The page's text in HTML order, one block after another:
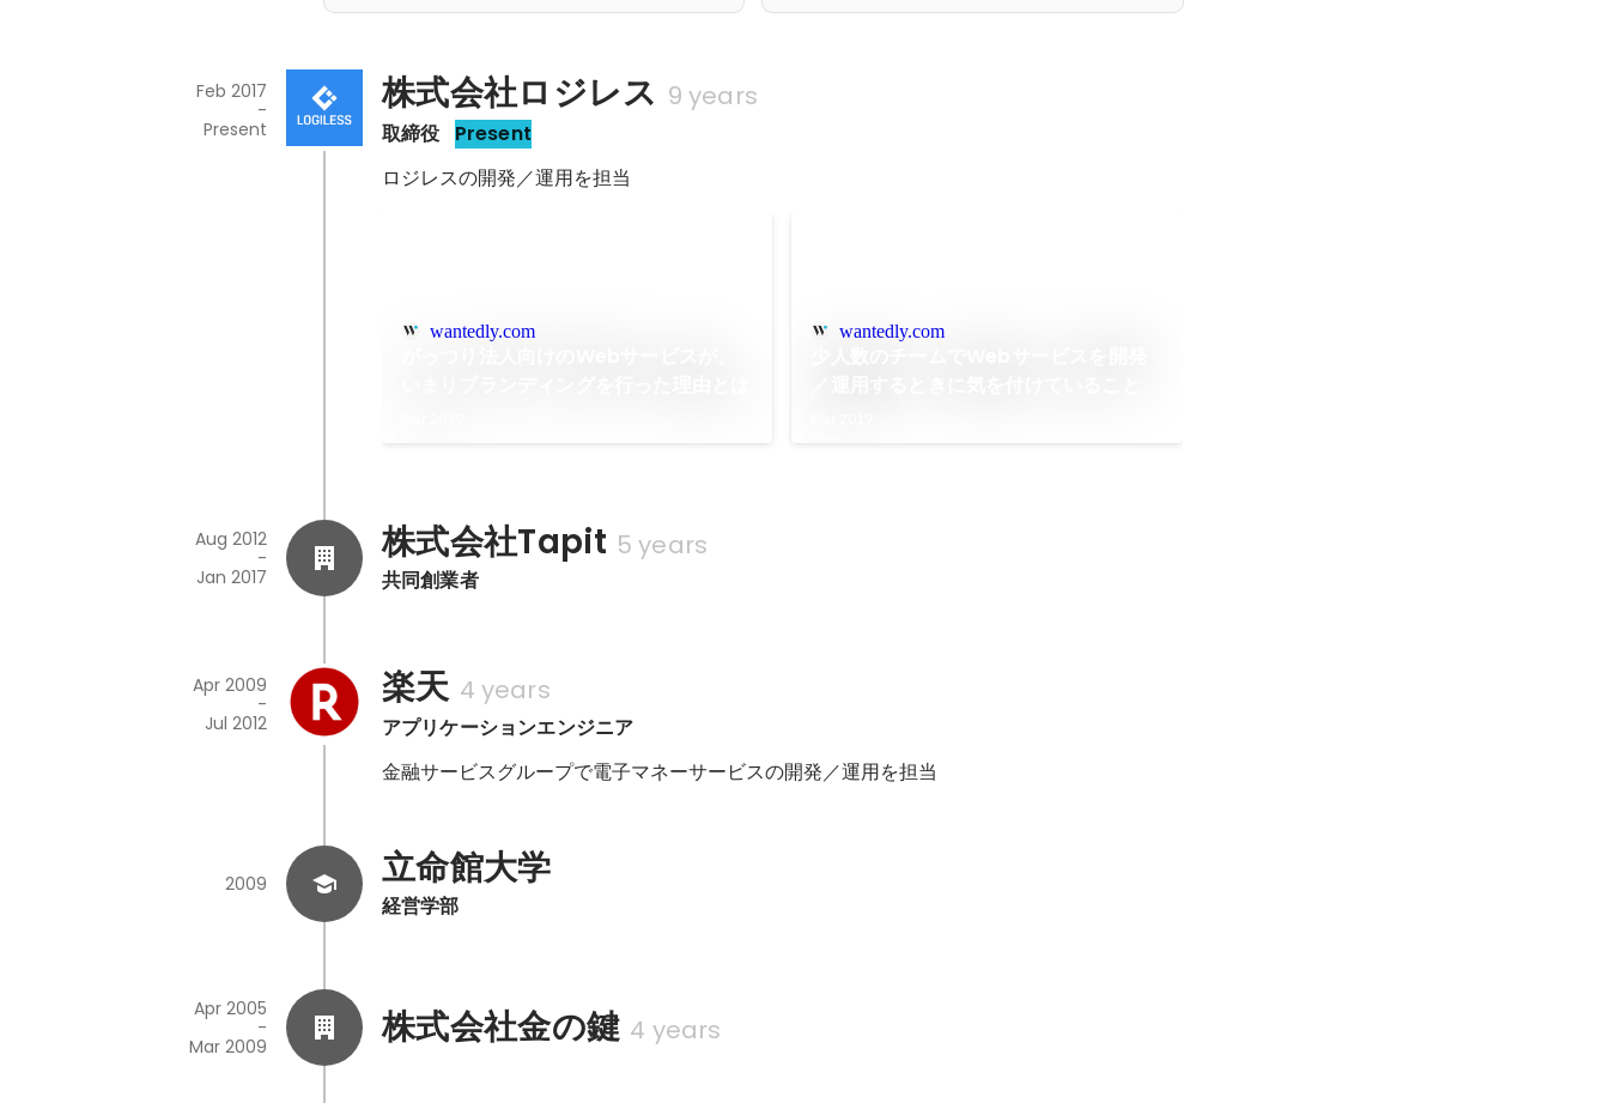
株式会社ロジレス 9 years
取締役 Present
Feb 2017
-
Present
ロジレスの開発／運用を担当
wantedly.com wantedly.com
株式会社Tapit 5 years
共同創業者
Aug 2012
-
Jan 2017
楽天 4 years
アプリケーションエンジニア
Apr 2009
-
Jul 2012
金融サービスグループで電子マネーサービスの開発／運用を担当
立命館大学
経営学部
2009
株式会社金の鍵 4 years
Apr 2005
-
Mar 2009